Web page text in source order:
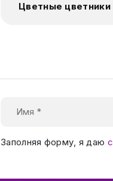
Цветные цветники
Заполняя форму, я даю